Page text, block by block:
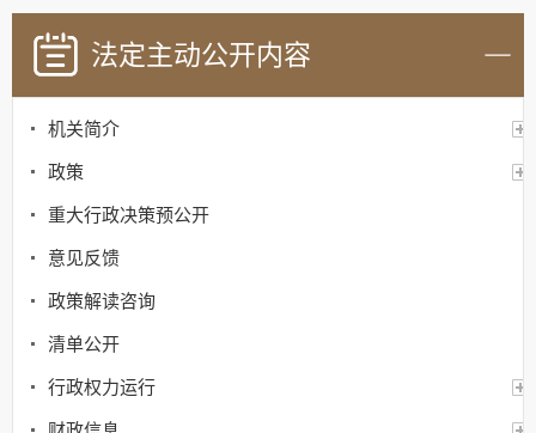
法定主动公开内容
机关简介
政策
重大行政决策预公开
意见反馈
政策解读咨询
清单公开
行政权力运行